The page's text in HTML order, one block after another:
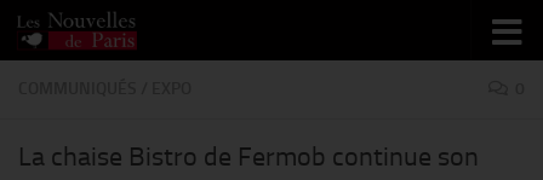
Skip to content
La chaise Bistro de Fermob continue son